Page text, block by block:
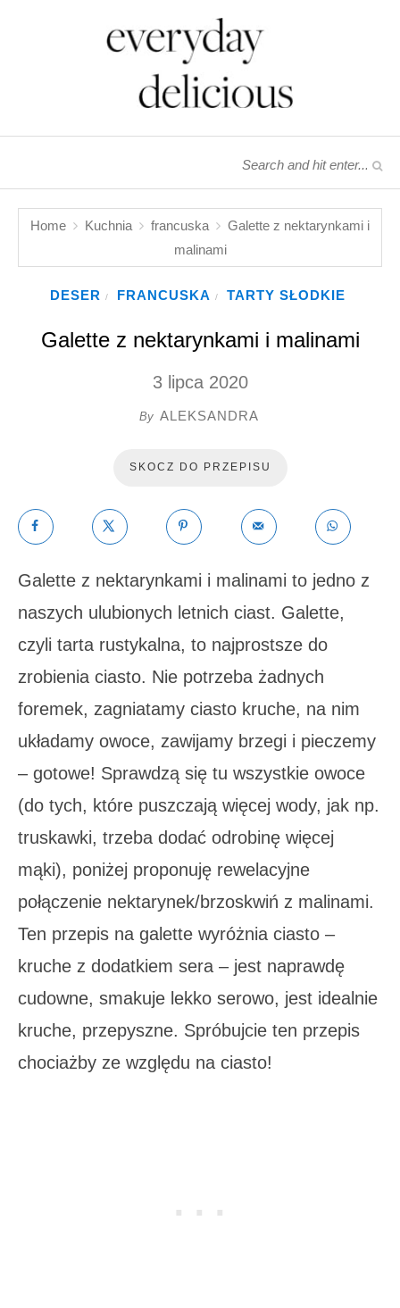
Home Kuchnia francuska
Galette z nektarynkami i
malinami
DESER / FRANCUSKA / TARTY SŁODKIE
Galette z nektarynkami i malinami
3 lipca 2020
By ALEKSANDRA
SKOCZ DO PRZEPISU
Galette z nektarynkami i malinami to jedno z
naszych ulubionych letnich ciast. Galette,
czyli tarta rustykalna, to najprostsze do
zrobienia ciasto. Nie potrzeba żadnych
foremek, zagniatamy ciasto kruche, na nim
układamy owoce, zawijamy brzegi i pieczemy
– gotowe! Sprawdzą się tu wszystkie owoce
(do tych, które puszczają więcej wody, jak np.
truskawki, trzeba dodać odrobinę więcej
mąki), poniżej proponuję rewelacyjne
połączenie nektarynek/brzoskwiń z malinami.
Ten przepis na galette wyróżnia ciasto –
kruche z dodatkiem sera – jest naprawdę
cudowne, smakuje lekko serowo, jest idealnie
kruche, przepyszne. Spróbujcie ten przepis
chociażby ze względu na ciasto!